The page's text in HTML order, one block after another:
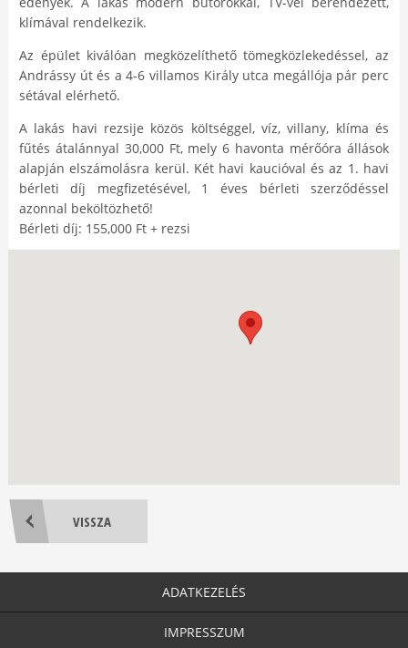
klímával rendelkezik.
Az épület kiválóan megközelíthető tömegközlekedéssel, az
Andrássy út és a 4-6 villamos Király utca megállója pár perc
sétával elérhető.
A lakás havi rezsije közös költséggel, víz, villany, klíma és
fűtés átalánnyal 30,000 Ft, mely 6 havonta mérőóra állások
alapján elszámolásra kerül. Két havi kaucióval és az 1. havi
bérleti díj megfizetésével, 1 éves bérleti szerződéssel
azonnal beköltözhető!
Bérleti díj: 155,000 Ft + rezsi
VISSZA
ADATKEZELÉS
IMPRESSZUM